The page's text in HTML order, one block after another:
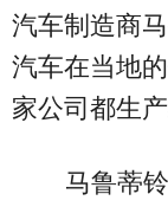
汽车制造商
汽车在当地
家公司都生
马鲁蒂